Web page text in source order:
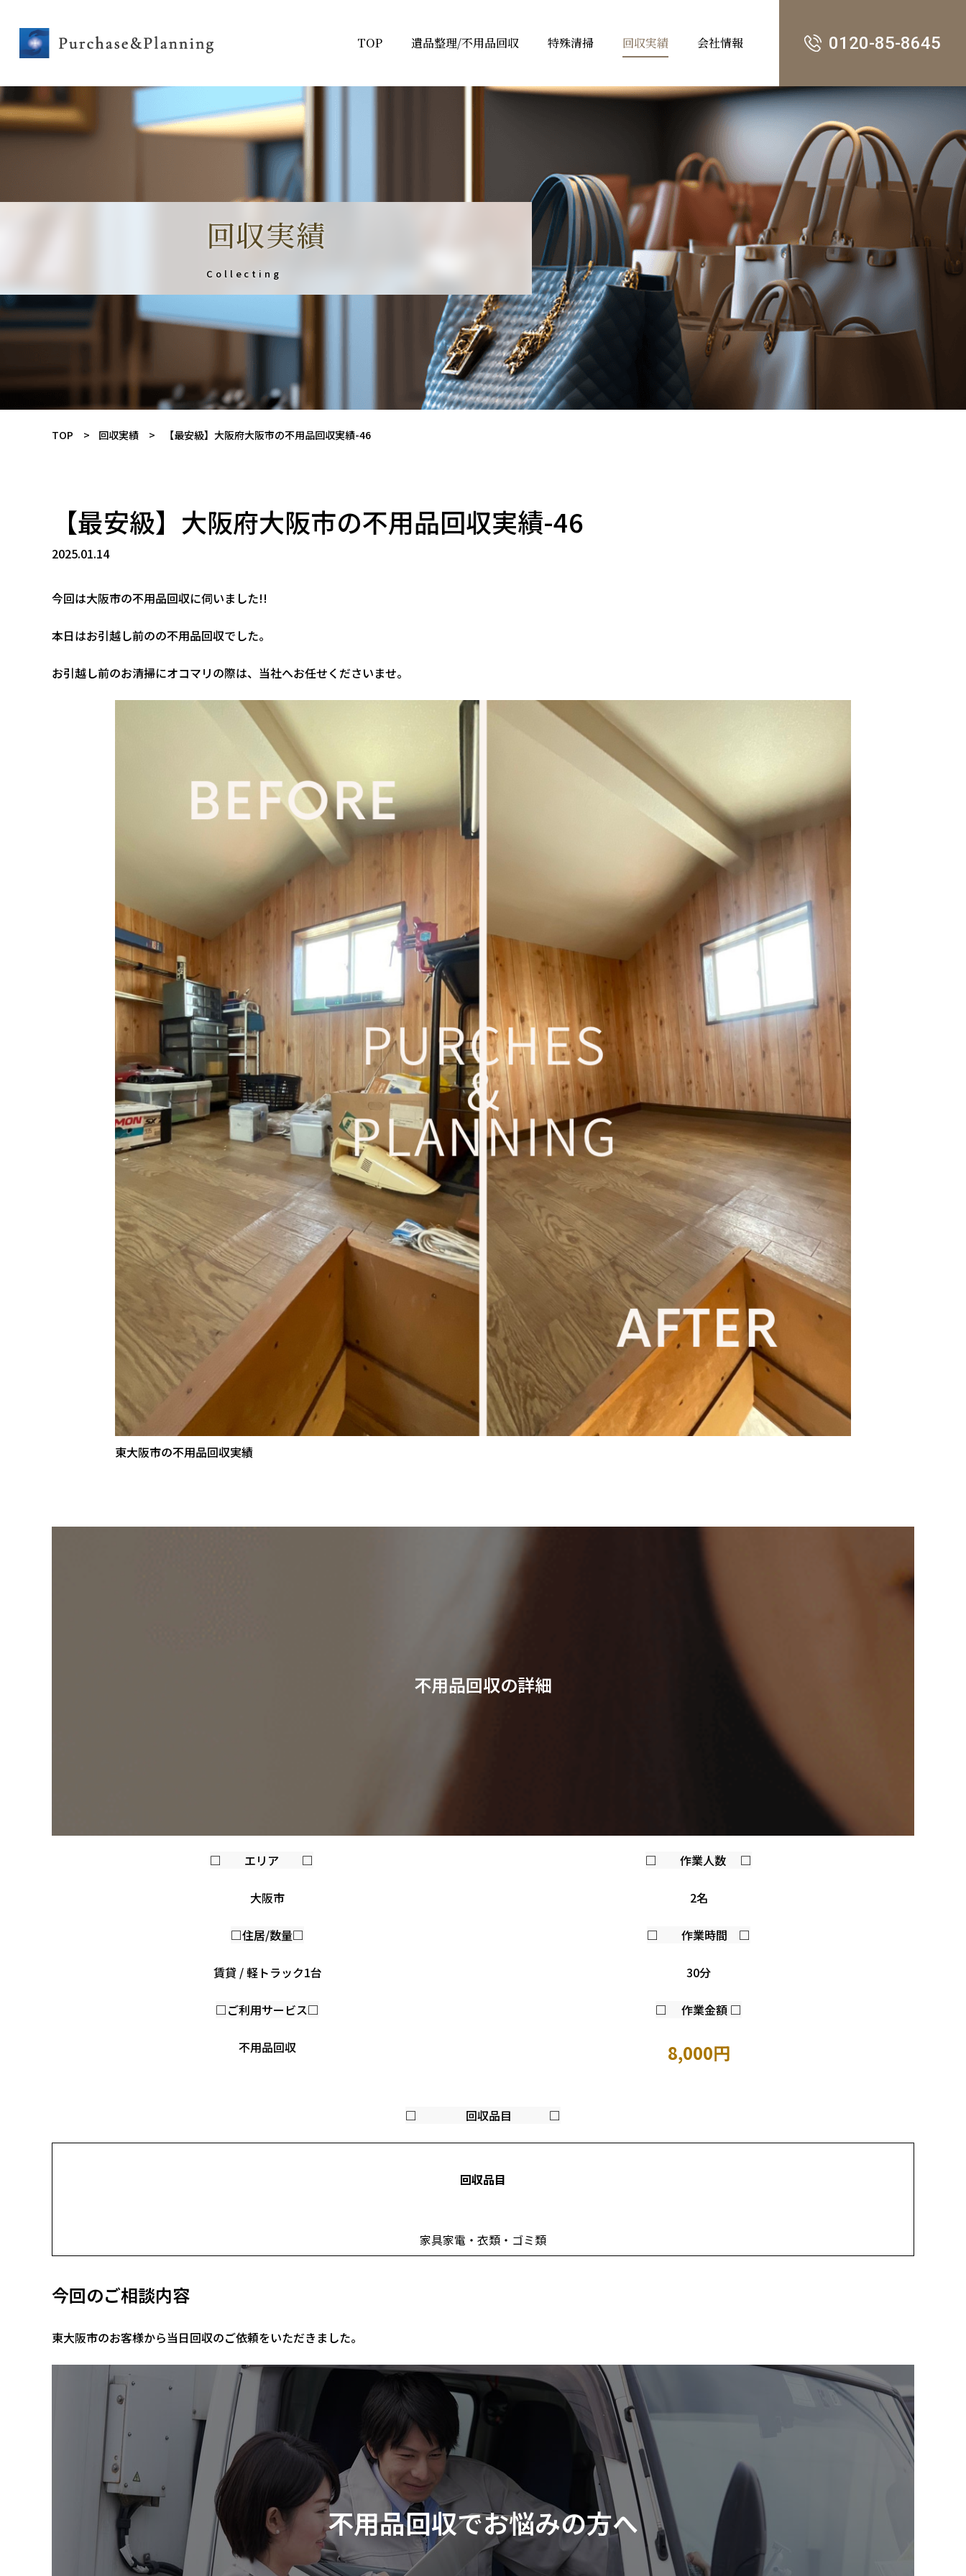
TOP 遺品整理/不用品回収 特殊清掃 回収実績 会社情報 0120-85-8645
回収実績
Collecting
TOP 回収実績 【最安級】大阪府大阪市の不用品回収実績-46
【最安級】大阪府大阪市の不用品回収実績-46
2025.01.14
今回は大阪市の不用品回収に伺いました!!
本日はお引越し前のの不用品回収でした。
お引越し前のお清掃にオコマリの際は、当社へお任せくださいませ。
東大阪市の不用品回収実績
不用品回収の詳細
□ エリア □
大阪市
□住居/数量□
賃貸 / 軽トラック1台
□ご利用サービス□
不用品回収
□ 作業人数 □
2名
□ 作業時間 □
30分
□ 作業金額 □
8,000円
□ 回収品目 □
回収品目
家具家電・衣類・ゴミ類
今回のご相談内容
東大阪市のお客様から当日回収のご依頼をいただきました。
不用品回収でお悩みの方へ